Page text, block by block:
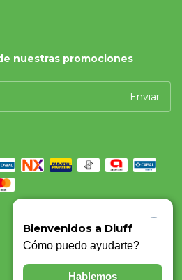
nuestras promociones